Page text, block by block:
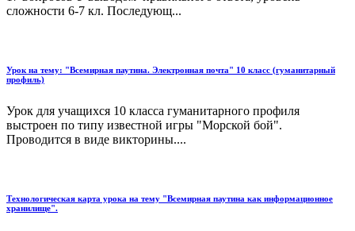
сложности 6-7 кл. Последующ...
Урок на тему: "Всемирная паутина. Электронная почта" 10 класс (гуманитарный
профиль)
Урок для учащихся 10 класса гуманитарного профиля
выстроен по типу известной игры "Морской бой".
Проводится в виде викторины....
Технологическая карта урока на тему "Всемирная паутина как информационное
хранилище".